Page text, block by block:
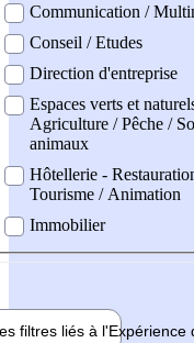
Communication /
Conseil / Etudes
Direction d'entreprise
Espaces verts et
Agriculture / Pêche /
animaux
Hôtellerie -
Tourisme / Animation
Immobilier
filtres liés à l'Expérience